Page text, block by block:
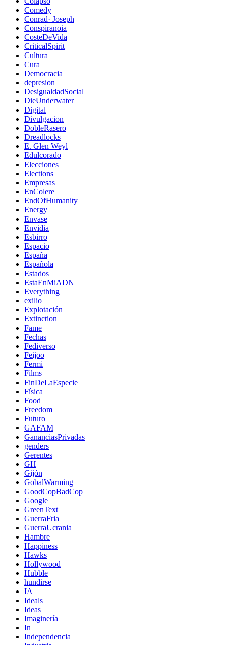
Comedy
Conrad· Joseph
Conspiranoia
CosteDeVida
CriticalSpirit
Cultura
Cura
Democracia
depresion
DesigualdadSocial
DieUnderwater
Digital
Divulgacion
DobleRasero
Dreadlocks
E. Glen Weyl
Edulcorado
Elecciones
Elections
Empresas
EnColere
EndOfHumanity
Energy
Envase
Envidia
Esbirro
Espacio
España
Española
Estados
EstaEnMiADN
Everything
exilio
Explotación
Extinction
Fame
Fechas
Fediverso
Feijoo
Fermi
Films
FinDeLaEspecie
Física
Food
Freedom
Futuro
GAFAM
GananciasPrivadas
genders
Gerentes
GH
Gijón
GobalWarming
GoodCopBadCop
Google
GreenText
GuerraFria
GuerraUcrania
Hambre
Happiness
Hawks
Hollywood
Hubble
hundirse
IA
Ideals
Ideas
Imaginería
In
Independencia